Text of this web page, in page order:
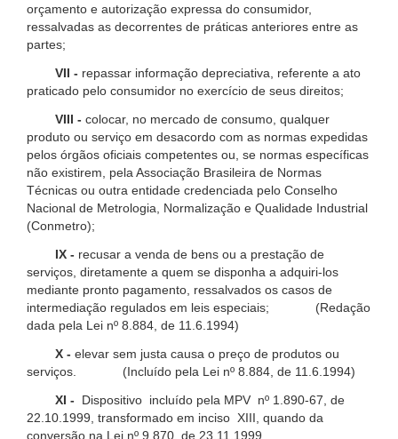
orçamento e autorização expressa do consumidor,
ressalvadas as decorrentes de práticas anteriores entre as
partes;
VII - repassar informação depreciativa, referente a ato
praticado pelo consumidor no exercício de seus direitos;
VIII - colocar, no mercado de consumo, qualquer
produto ou serviço em desacordo com as normas expedidas
pelos órgãos oficiais competentes ou, se normas específicas
não existirem, pela Associação Brasileira de Normas
Técnicas ou outra entidade credenciada pelo Conselho
Nacional de Metrologia, Normalização e Qualidade Industrial
(Conmetro);
IX - recusar a venda de bens ou a prestação de
serviços, diretamente a quem se disponha a adquiri-los
mediante pronto pagamento, ressalvados os casos de
intermediação regulados em leis especiais; (Redação
dada pela Lei nº 8.884, de 11.6.1994)
X - elevar sem justa causa o preço de produtos ou
serviços. (Incluído pela Lei nº 8.884, de 11.6.1994)
XI -
Dispositivo incluído pela MPV nº 1.890-67, de
22.10.1999, transformado em inciso XIII, quando da
conversão na Lei nº 9.870, de 23.11.1999